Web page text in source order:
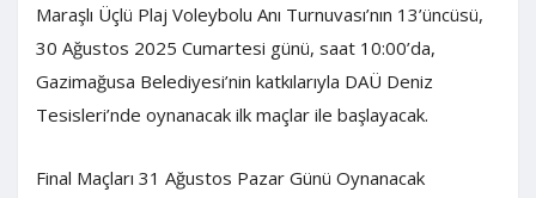
Maraşlı Üçlü Plaj Voleybolu Anı Turnuvası’nın 13’üncüsü,
30 Ağustos 2025 Cumartesi günü, saat 10:00’da,
Gazimağusa Belediyesi’nin katkılarıyla DAÜ Deniz
Tesisleri’nde oynanacak ilk maçlar ile başlayacak.
Final Maçları 31 Ağustos Pazar Günü Oynanacak